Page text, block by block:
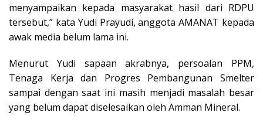
menyampaikan kepada masyarakat hasil dari RDPU
tersebut,” kata Yudi Prayudi, anggota AMANAT kepada
awak media belum lama ini.
Menurut Yudi sapaan akrabnya, persoalan PPM,
Tenaga Kerja dan Progres Pembangunan Smelter
sampai dengan saat ini masih menjadi masalah besar
yang belum dapat diselesaikan oleh Amman Mineral.